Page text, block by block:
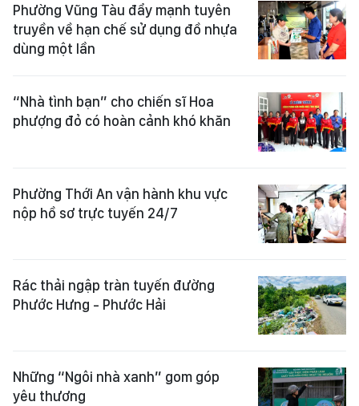
Phường Vũng Tàu đẩy mạnh tuyên
truyền về hạn chế sử dụng đồ nhựa
dùng một lần
“Nhà tình bạn” cho chiến sĩ Hoa
phượng đỏ có hoàn cảnh khó khăn
Phường Thới An vận hành khu vực
nộp hồ sơ trực tuyến 24/7
Rác thải ngập tràn tuyến đường
Phước Hưng - Phước Hải
Những “Ngôi nhà xanh” gom góp
yêu thương